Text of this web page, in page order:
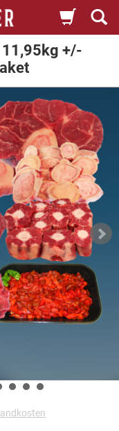
11,95kg +/-